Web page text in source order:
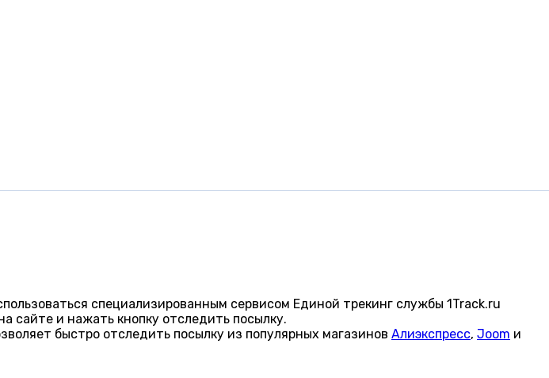
специализированным сервисом Единой трекинг службы 1Track.ru
сайте и нажать кнопку отследить посылку.
быстро отследить посылку из популярных магазинов Алиэкспресс, Joom и